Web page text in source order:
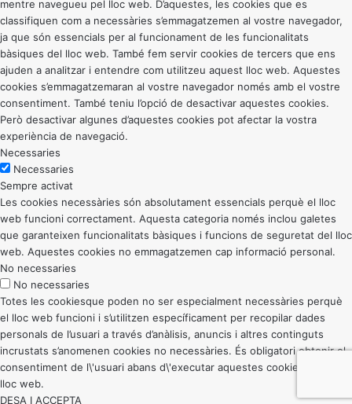
mentre navegueu pel lloc web. D’aquestes, les cookies que es
classifiquen com a necessàries s’emmagatzemen al vostre navegador,
ja que són essencials per al funcionament de les funcionalitats
bàsiques del lloc web. També fem servir cookies de tercers que ens
ajuden a analitzar i entendre com utilitzeu aquest lloc web. Aquestes
cookies s’emmagatzemaran al vostre navegador només amb el vostre
consentiment. També teniu l’opció de desactivar aquestes cookies.
Però desactivar algunes d’aquestes cookies pot afectar la vostra
experiència de navegació.
Necessaries
Necessaries
Sempre activat
Les cookies necessàries són absolutament essencials perquè el lloc
web funcioni correctament. Aquesta categoria només inclou galetes
que garanteixen funcionalitats bàsiques i funcions de seguretat del lloc
web. Aquestes cookies no emmagatzemen cap informació personal.
No necessaries
No necessaries
Totes les cookiesque poden no ser especialment necessàries perquè
el lloc web funcioni i s’utilitzen específicament per recopilar dades
personals de l’usuari a través d’anàlisis, anuncis i altres continguts
incrustats s’anomenen cookies no necessàries. És obligatori obtenir el
consentiment de l\'usuari abans d\'executar aquestes cookies al vostre
lloc web.
DESA I ACCEPTA